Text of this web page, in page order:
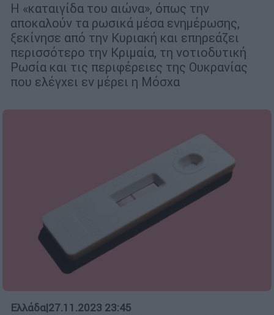
Η «καταιγίδα του αιώνα», όπως την
αποκαλούν τα ρωσικά μέσα ενημέρωσης,
ξεκίνησε από την Κυριακή και επηρεάζει
περισσότερο την Κριμαία, τη νοτιοδυτική
Ρωσία και τις περιφέρειες της Ουκρανίας
που ελέγχει εν μέρει η Μόσχα
Ελλάδα|27.11.2023 23:45